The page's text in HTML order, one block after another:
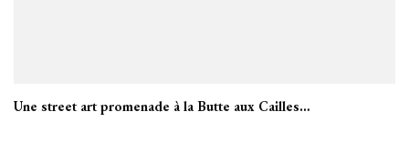
Une street art promenade à la Butte aux Cailles…